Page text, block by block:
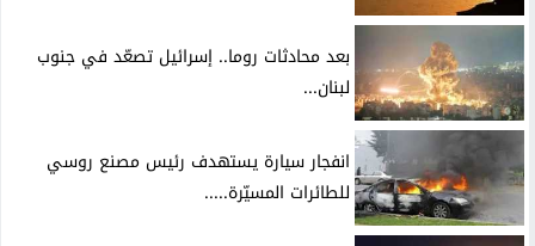
بعد محادثات روما.. إسرائيل تصعّد في جنوب
لبنان...
انفجار سيارة يستهدف رئيس مصنع روسي
للطائرات المسيّرة.....